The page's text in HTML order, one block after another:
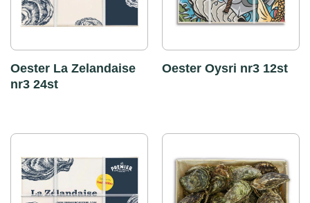
Oester La Zelandaise
nr3 24st
Oester Oysri nr3 12st